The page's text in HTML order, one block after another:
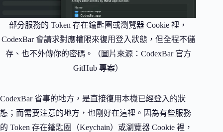
部分服務的 Token 存在鑰匙圈或瀏覽器 Cookie 裡，
CodexBar 會請求對應權限來復用登入狀態，但全程不儲
存、也不外傳你的密碼。（圖片來源：CodexBar 官方
GitHub 專案）
CodexBar 省事的地方，是直接復用本機已經登入的狀
態；而需要注意的地方，也剛好在這裡。因為有些服務
的 Token 存在鑰匙圈（Keychain）或瀏覽器 Cookie 裡，